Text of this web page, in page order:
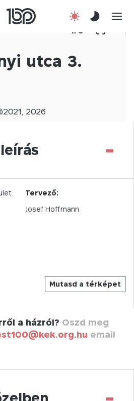
Csatlakozz!
1/ 0
utca 3.
2021, 2026
-
Mutasd a térképet
Tervező:
Josef Hoffmann
a házról? Oszd meg
email